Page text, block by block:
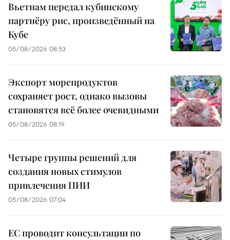
Вьетнам передал кубинскому
партнёру рис, произведённый на
Кубе
05/08/2026 08:53
Экспорт морепродуктов
сохраняет рост, однако вызовы
становятся всё более очевидными
05/08/2026 08:19
Четыре группы решений для
создания новых стимулов
привлечения ПИИ
05/08/2026 07:04
ЕС проводит консультации по